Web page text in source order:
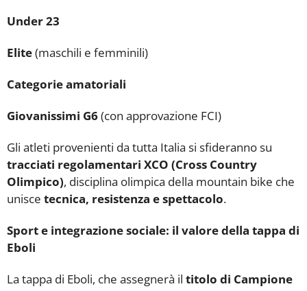
Under 23
Elite(maschili e femminili)
Categorie amatoriali
Giovanissimi G6(con approvazione FCI)
Gli atleti provenienti da tutta Italia si sfideranno su
tracciati regolamentari XCO (Cross Country
Olimpico), disciplina olimpica della mountain bike che
unisce tecnica, resistenza e spettacolo.
Sport e integrazione sociale: il valore della tappa di
Eboli
La tappa di Eboli, che assegnerà il titolo di Campione